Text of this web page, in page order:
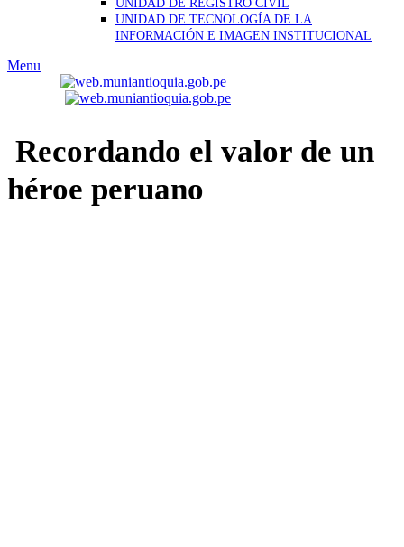
UNIDAD DE REGISTRO CIVIL
UNIDAD DE TECNOLOGÍA DE LA
INFORMACIÓN E IMAGEN INSTITUCIONAL
Menu
Recordando el valor de un
héroe peruano